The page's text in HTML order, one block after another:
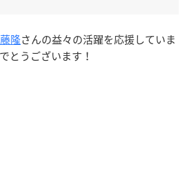
隆さんの益々の活躍を応援していま
とうございます！